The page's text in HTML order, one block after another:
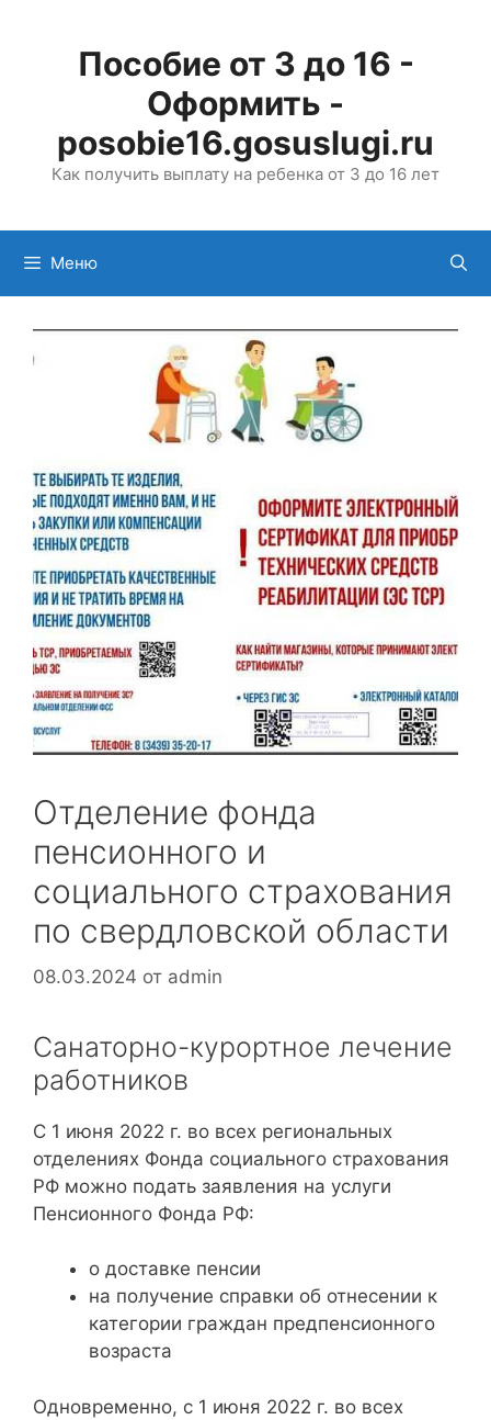
содержимомуПособие от 3 до 16 -
Оформить -
posobie16.gosuslugi.ru
Как получить выплату на ребенка от 3 до 16 лет
Меню
Отделение фонда
пенсионного и
социального страхования
по свердловской области
08.03.2024 от admin
Санаторно-курортное лечение
работников
С 1 июня 2022 г. во всех региональных
отделениях Фонда социального страхования
РФ можно подать заявления на услуги
Пенсионного Фонда РФ:
о доставке пенсии
на получение справки об отнесении к
категории граждан предпенсионного
возраста
Одновременно, с 1 июня 2022 г. во всех